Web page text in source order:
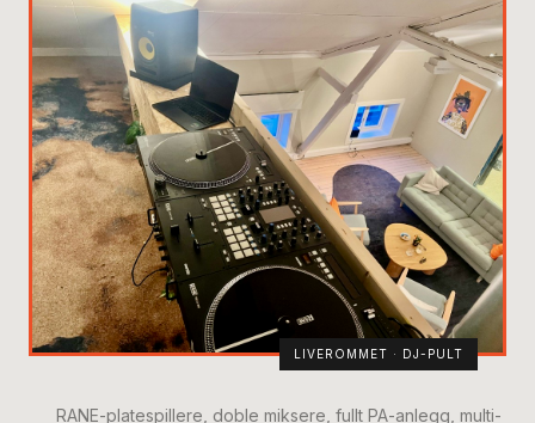
LIVEROMMET · DJ-PULT
RANE-platespillere, doble miksere, fullt PA-anlegg, multi-